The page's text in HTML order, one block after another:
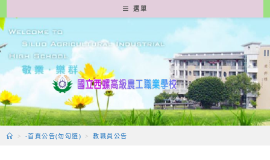
轉
至
要
容
選單
> -首頁公告(勿勾選) > 教職員公告